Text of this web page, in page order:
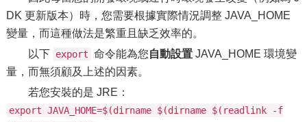
DK 更新版本）時，您需要根據實際情況調整 JAVA_HOME
變量，而這種做法是繁重且缺乏效率的。
以下 export 命令能為您自動設置JAVA_HOME 環境變
量，而無須顧及上述的因素。
若您安裝的是 JRE：
export JAVA_HOME=$(dirname $(dirname $(readlink -f